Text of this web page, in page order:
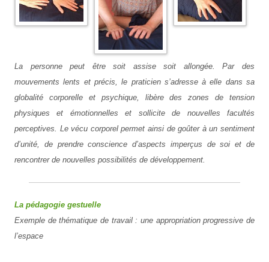
La personne peut être soit assise soit allongée. Par des
mouvements lents et précis, le praticien s’adresse à elle dans sa
globalité corporelle et psychique, libère des zones de tension
physiques et émotionnelles et sollicite de nouvelles facultés
perceptives. Le vécu corporel permet ainsi de goûter à un sentiment
d’unité, de prendre conscience d’aspects imperçus de soi et de
rencontrer de nouvelles possibilités de développement.
La pédagogie gestuelle
Exemple de thématique de travail : une appropriation progressive de
l’espace